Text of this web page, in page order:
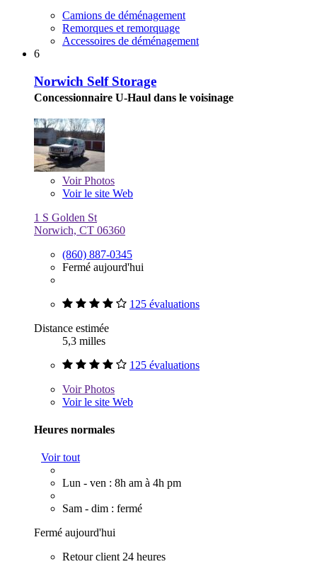
Camions de déménagement
Remorques et remorquage
Accessoires de déménagement
6
Norwich Self Storage
Concessionnaire U-Haul dans le voisinage
VoirPhotos
Voir le site Web
1 S Golden St
Norwich, CT 06360
(860) 887-0345
Fermé aujourd'hui
125 évaluations
Distance estimée
5,3 milles
125 évaluations
VoirPhotos
Voir le site Web
Heures normales
Voir tout
Lun - ven : 8h am à 4h pm
Sam - dim : fermé
Fermé aujourd'hui
Retour client 24 heures